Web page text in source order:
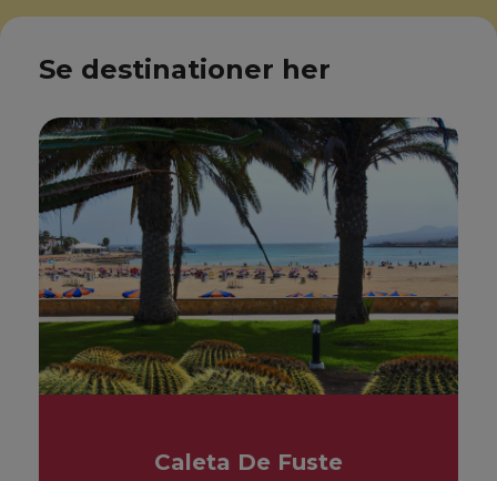
Se destinationer her
Caleta De Fuste